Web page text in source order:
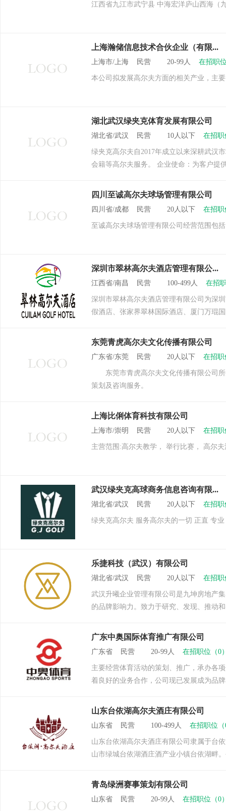
江西省九江市武宁县 中海宏洋庐山西海（
上海瀚储信息技术合伙企业（有限...
上海市/上海 民营 20-99人 在招职
本公司拟发展高尔夫方面的相关产业，主
湖北武汉绿夹克体育发展有限公司
湖北省/武汉 民营 10人以下 在招职
绿夹克高尔夫自2017年成立以来深耕武汉
会籍等高尔夫服务。 企业使命：为客户提
四川至诚高尔夫球场管理有限公司
四川省/成都 民营 20人以下 在招职
至诚高尔夫球场管理有限公司经营范围包
深圳市翠林高尔夫酒店管理有限公...
江西省/南昌 民营 100-499人 在招
深圳市翠林高尔夫酒店管理有限公司为深
假酒店、张家界翠林国际酒店、厦门万琨
东莞青虎高尔夫文化传播有限公司
广东省/东莞 民营 20人以下 在招职
东莞市青虎高尔夫文化传播有限公司所
策划及咨询服务。
上海比俐体育科技有限公司
上海市/崇明 民营 20人以下 在招职
主营范围:高尔夫教学， 举行比赛， 高尔夫
武汉绿夹克高球商务信息咨询有限...
湖北省/武汉 民营 20人以下 在招职
绿夹克高尔夫 服务高尔夫的一切 正直 专
乐捷科技（武汉）有限公司
湖北省/武汉 民营 20人以下 在招职
武汉升曦企业管理有限公司是九坤房地产
的品牌影响力。致力于研究、发现、推动
广东中奥国际体育推广有限公司
广东省 民营 20-99人 在招职位（0
主要经营体育活动的策划、推广，承办各
着良好的业务合作，公司现已发展成为品
山东台依湖高尔夫酒庄有限公司
山东省 民营 100-499人 在招职位（
山东台依湖高尔夫酒庄有限公司隶属于台
山市绿城台依湖酒庄酒产业小镇台依湖畔
青岛绿洲赛事策划有限公司
山东省 民营 20-99人 在招职位（0